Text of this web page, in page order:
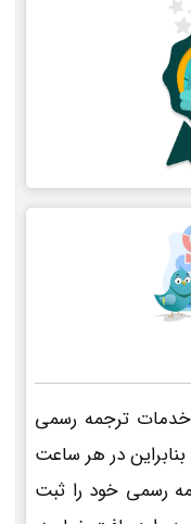
ترجمه رسمی
نماید بنابراین در هر ساعت
رسمی خود را ثبت